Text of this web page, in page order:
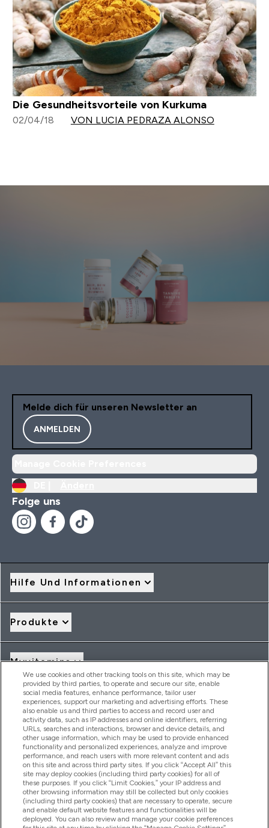
Die Gesundheitsvorteile von Kurkuma
02/04/18 VON LUCIA PEDRAZA ALONSO
Melde dich für unseren Newsletter an
ANMELDEN
Folge uns
Hilfe Und Informationen
Produkte
Myvitamins
Angebote & Rabatte
2026 THG Nutrition Limited (FRN: 1022962), trading as
MyVitamins.com is an Introducer Appointed Representative of
Frasers Group Financial Services Limited (FRN: 311908) who are
authorised and regulated by the Financial Conduct Authority as
a lender. Frasers Plus is a credit product provided by Frasers
Group Financial Services Limited (FRN: 311908) and is subject
to your financial circumstances. For regulated payment
services, Frasers Group Financial Services Limited is a payment
agent of Transact Payments Limited, a company authorised
We use cookies and other tracking tools on this site, which may be
provided by third parties, to operate and secure our site, enable
social media features, enhance performance, tailor user
experiences, support our marketing and advertising efforts. These
also enable us and third parties to access and record user and
activity data, such as IP addresses and online identifiers, referring
URLs, searches and interactions, browser and device details, and
other usage information, which may be used to provide enhanced
functionality and personalized experiences, analyze and improve
performance, and reach users with more relevant content and ads
on this site and across third party sites. If you click “Accept All” this
site may deploy cookies (including third party cookies) for all of
these purposes. If you click “Limit Cookies,” your IP address and
other browsing information may still be collected but only cookies
(including third party cookies) that are necessary to operate, secure
and enable default website features and functionalities will be
deployed. You can also review and manage your cookie preferences